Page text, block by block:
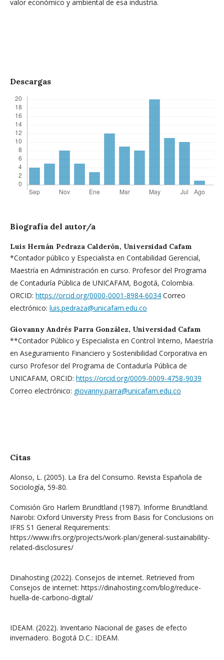
valor económico y ambiental de esa industria.
Descargas
Biografía del autor/a
Luis Hernán Pedraza Calderón, Universidad Cafam
*Contador público y Especialista en Contabilidad Gerencial,
Maestría en Administración en curso. Profesor del Programa
de Contaduría Pública de UNICAFAM, Bogotá, Colombia.
ORCID: https://orcid.org/0000-0001-8984-6034 Correo
electrónico: luis.pedraza@unicafam.edu.co
Giovanny Andrés Parra González, Universidad Cafam
**Contador Público y Especialista en Control Interno, Maestría
en Aseguramiento Financiero y Sostenibilidad Corporativa en
curso Profesor del Programa de Contaduría Pública de
UNICAFAM, ORCID: https://orcid.org/0009-0009-4758-9039
Correo electrónico: giovanny.parra@unicafam.edu.co
Citas
Alonso, L. (2005). La Era del Consumo. Revista Española de
Sociología, 59-80.
Comisión Gro Harlem Brundtland (1987). Informe Brundtland.
Nairobi: Oxford University Press from Basis for Conclusions on
IFRS S1 General Requirements:
https://www.ifrs.org/projects/work-plan/general-sustainability-
related-disclosures/
Dinahosting (2022). Consejos de internet. Retrieved from
Consejos de internet: https://dinahosting.com/blog/reduce-
huella-de-carbono-digital/
IDEAM. (2022). Inventario Nacional de gases de efecto
invernadero. Bogotá D.C.: IDEAM.